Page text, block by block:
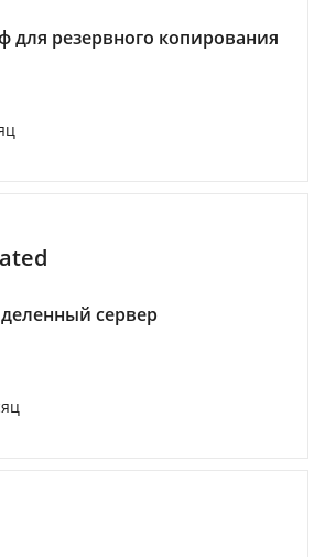
для резервного копирования
сервер